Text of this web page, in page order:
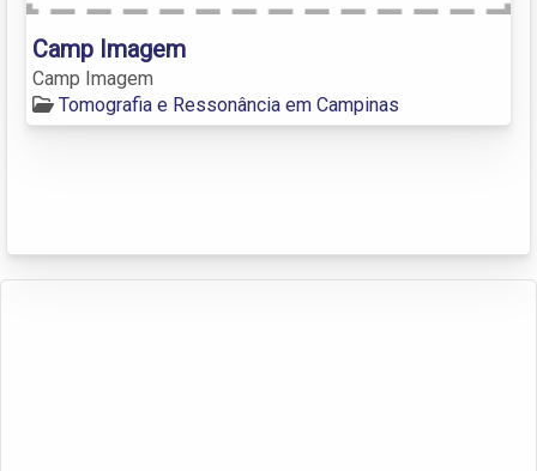
Camp Imagem
Camp Imagem
Tomografia e Ressonância em Campinas